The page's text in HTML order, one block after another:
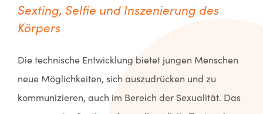
Sexting, Selfie und Inszenierung des
Körpers
Die technische Entwicklung bietet jungen Menschen
neue Möglichkeiten, sich auszudrücken und zu
kommunizieren, auch im Bereich der Sexualität. Das